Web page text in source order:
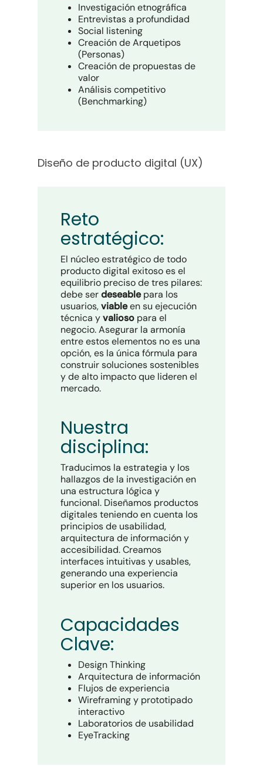
Investigación etnográfica
Entrevistas a profundidad
Social listening
Creación de Arquetipos
(Personas)
Creación de propuestas de
valor
Análisis competitivo
(Benchmarking)
Diseño de producto digital (UX)
Reto
estratégico:
El núcleo estratégico de todo
producto digital exitoso es el
equilibrio preciso de tres pilares:
debe serdeseablepara los
usuarios,viableen su ejecución
técnica yvalioso para el
negocio. Asegurar la armonía
entre estos elementos no es una
opción, es la única fórmula para
construir soluciones sostenibles
y de alto impacto que lideren el
mercado.
Nuestra
disciplina:
Traducimos la estrategia y los
hallazgos de la investigación en
una estructura lógica y
funcional. Diseñamos productos
digitales teniendo en cuenta los
principios de usabilidad,
arquitectura de información y
accesibilidad. Creamos
interfaces intuitivas y usables,
generando una experiencia
superior en los usuarios.
Capacidades
Clave:
Design Thinking
Arquitectura de información
Flujos de experiencia
Wireframing y prototipado
interactivo
Laboratorios de usabilidad
EyeTracking